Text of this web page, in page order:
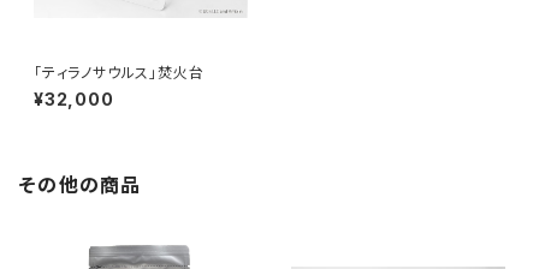
「ティラノサウルス」焚火台
¥32,000
その他の商品